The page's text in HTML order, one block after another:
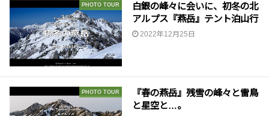
PHOTO TOUR
白銀の峰々に会いに、初冬の北
アルプス『燕岳』テント泊山行
2022年12月25日
PHOTO TOUR
『春の燕岳』残雪の峰々と雷鳥
と星空と…。